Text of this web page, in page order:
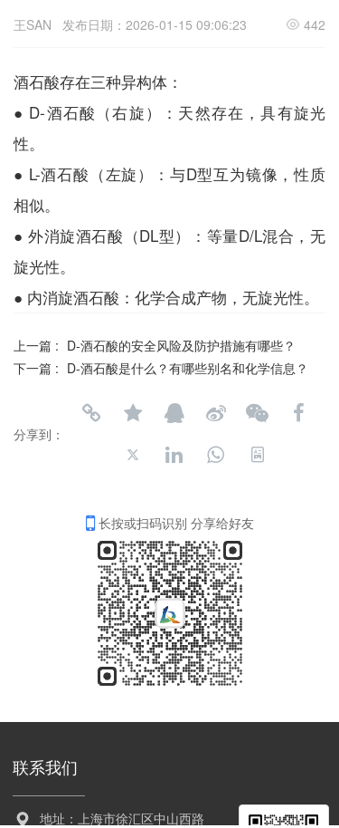
王SAN 发布日期：2026-01-15 09:06:23 442
酒石酸存在三种异构体：
● D-酒石酸（右旋）：天然存在，具有旋光
性。
● L-酒石酸（左旋）：与D型互为镜像，性质
相似。
●外消旋酒石酸（DL型）：等量D/L混合，无
旋光性。
● 内消旋酒石酸：化学合成产物，无旋光性。
上一篇 : D-酒石酸的安全风险及防护措施有哪些？
下一篇 : D-酒石酸是什么？有哪些别名和化学信息？
分享到：
长按或扫码识别 分享给好友
联系我们
地址：上海市徐汇区中山西路